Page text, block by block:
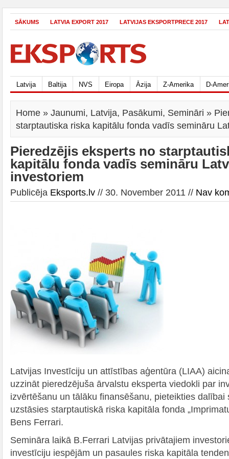
SĀKUMS LATVIA EXPORT 2017 LATVIJAS EKSPORTPRECE 2017
Latvija Baltija NVS Eiropa Āzija Z-Amerika D-
Home » Jaunumi, Latvija, Pasākumi, Semināri »
starptautiska riska kapitālu fonda vadīs semināru
Pieredzējis eksperts no
kapitālu fonda vadīs semināru
investoriem
Publicēja Eksports.lv // 30. November 2011 // Nav
Latvijas Investīciju un attīstības aģentūra (LIAA)
uzzināt pieredzējuša ārvalstu eksperta viedokli par
izvērtēšanu un tālāku finansēšanu, pieteikties dalībai
uzstāsies starptautiskā riska kapitāla fonda
Bens Ferrari.
Semināra laikā B.Ferrari Latvijas privātajiem
investīciju iespējām un pasaules riska kapitāla